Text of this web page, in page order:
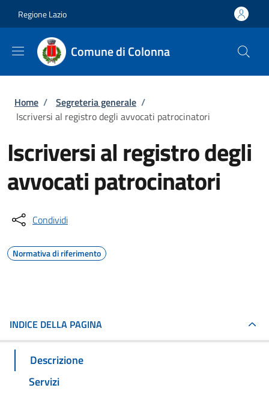
Regione Lazio
Comune di Colonna
Briciole di pane
Home / Segreteria generale /
Iscriversi al registro degli avvocati patrocinatori
Iscriversi al registro degli
avvocati patrocinatori
Condividi
Normativa di riferimento
INDICE DELLA PAGINA
Descrizione
Servizi